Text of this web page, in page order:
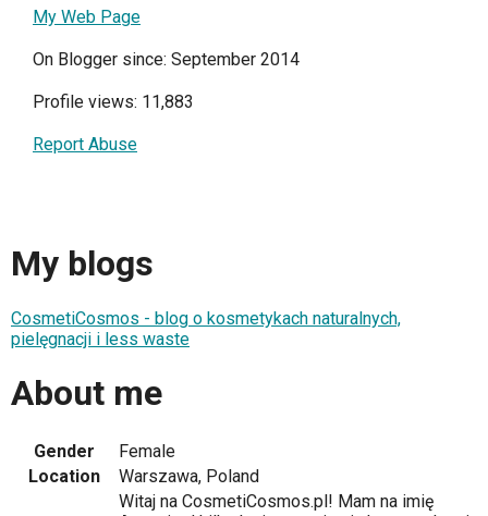
My Web Page
On Blogger since: September 2014
Profile views: 11,883
Report Abuse
My blogs
CosmetiCosmos - blog o kosmetykach naturalnych,
pielęgnacji i less waste
About me
Gender
Female
Location
Warszawa, Poland
Witaj na CosmetiCosmos.pl! Mam na imię